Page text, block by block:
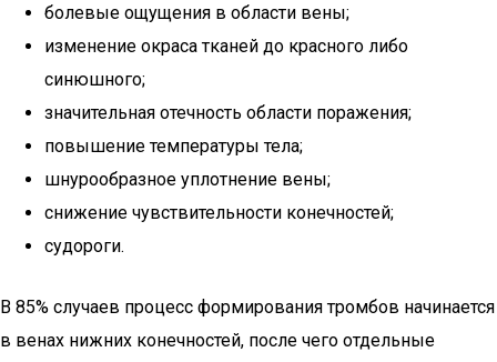
болевые ощущения в области вены;
изменение окраса тканей до красного либо
синюшного;
значительная отечность области поражения;
повышение температуры тела;
шнурообразное уплотнение вены;
снижение чувствительности конечностей;
судороги.
В 85% случаев процесс формирования тромбов начинается
в венах нижних конечностей, после чего отдельные